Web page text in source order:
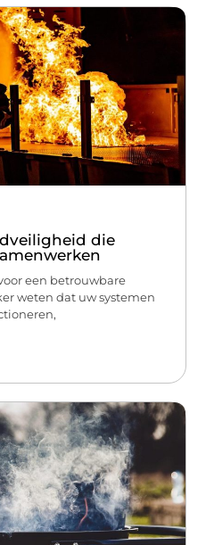
die
een betrouwbare
weten dat uw systemen